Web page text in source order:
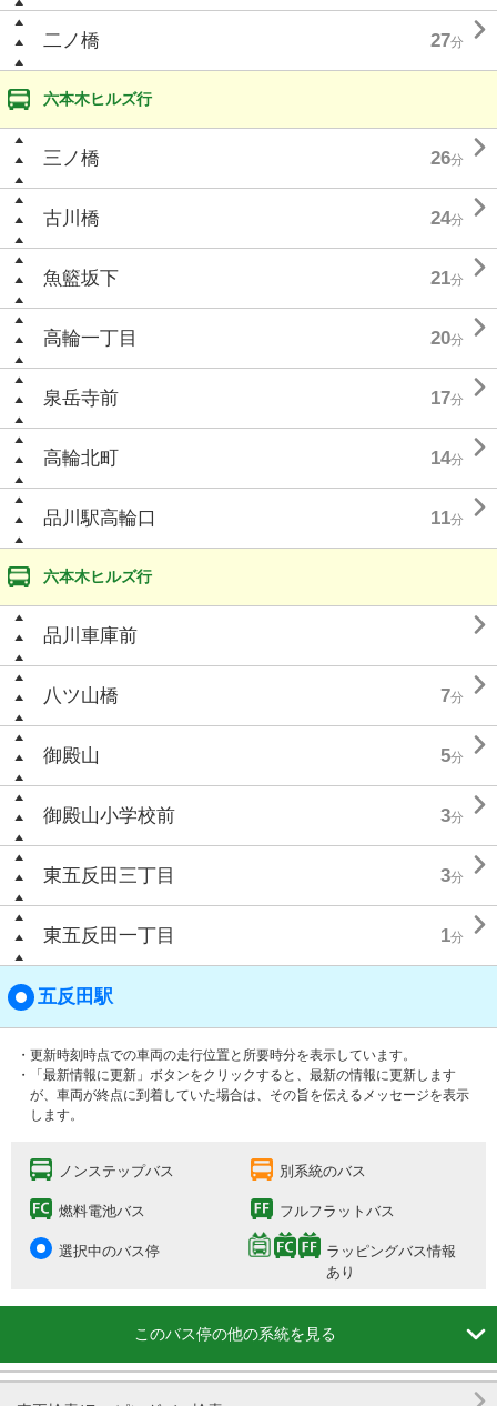
二ノ橋 27分 
六本木ヒルズ行
三ノ橋 26分 
古川橋 24分 
魚籃坂下 21分 
高輪一丁目 20分 
泉岳寺前 17分 
高輪北町 14分 
品川駅高輪口 11分 
六本木ヒルズ行
品川車庫前 
八ツ山橋 7分 
御殿山 5分 
御殿山小学校前 3分 
東五反田三丁目 3分 
東五反田一丁目 1分 
五反田駅
・更新時刻時点での車両の走行位置と所要時分を表示しています。
・「最新情報に更新」ボタンをクリックすると、最新の情報に更新します
が、車両が終点に到着していた場合は、その旨を伝えるメッセージを表示
します。
ノンステップバス 別系統のバス
燃料電池バス フルフラットバス
選択中のバス停
ラッピングバス情報
あり
このバス停の他の系統を見る 